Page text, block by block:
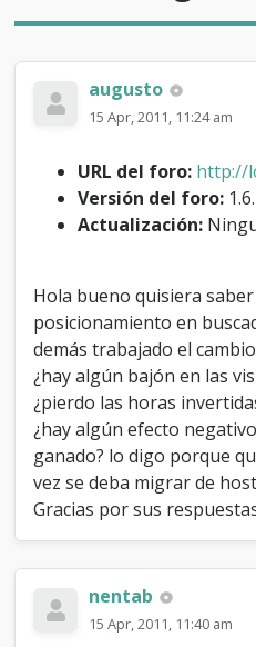
augusto
15 Apr, 2011, 11:24 am
URL del foro: http://
Versión del foro:
Actualización:
Hola bueno quisiera
posicionamiento en
demás trabajado el
¿hay algún bajón en las
¿pierdo las horas
¿hay algún efecto
ganado? lo digo porque
vez se deba migrar de
Gracias por sus
nentab
15 Apr, 2011, 11:40 am